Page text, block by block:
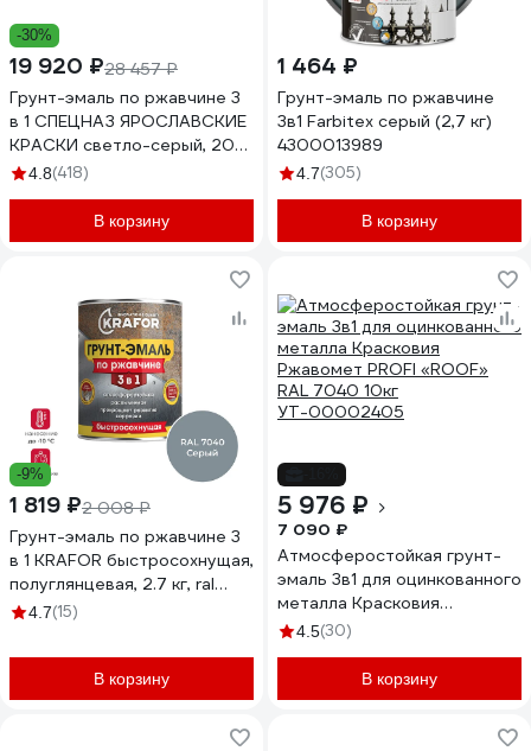
-30%
19 920 ₽28 457 ₽
Грунт-эмаль по ржавчине 3
в 1 СПЕЦНАЗ ЯРОСЛАВСКИЕ
КРАСКИ светло-серый, 20
кг 8923.3
4.8(418)
В корзину
1 464 ₽
Грунт-эмаль по ржавчине
3в1 Farbitex серый (2,7 кг)
4300013989
4.7(305)
В корзину
-9%
1 819 ₽2 008 ₽
Грунт-эмаль по ржавчине 3
в 1 KRAFOR быстросохнущая,
полуглянцевая, 2.7 кг, ral
7040, серая 250221
4.7(15)
В корзину
5 976 ₽
7 090 ₽
Атмосферостойкая грунт-
эмаль 3в1 для оцинкованного
металла Красковия
Ржавомет PROFI «ROOF»
УТ-00002405
4.5(30)
В корзину